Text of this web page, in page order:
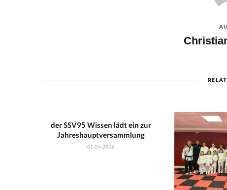
der SSV95 Wissen lädt ein zur
Jahreshauptversammlung
01.04.2026